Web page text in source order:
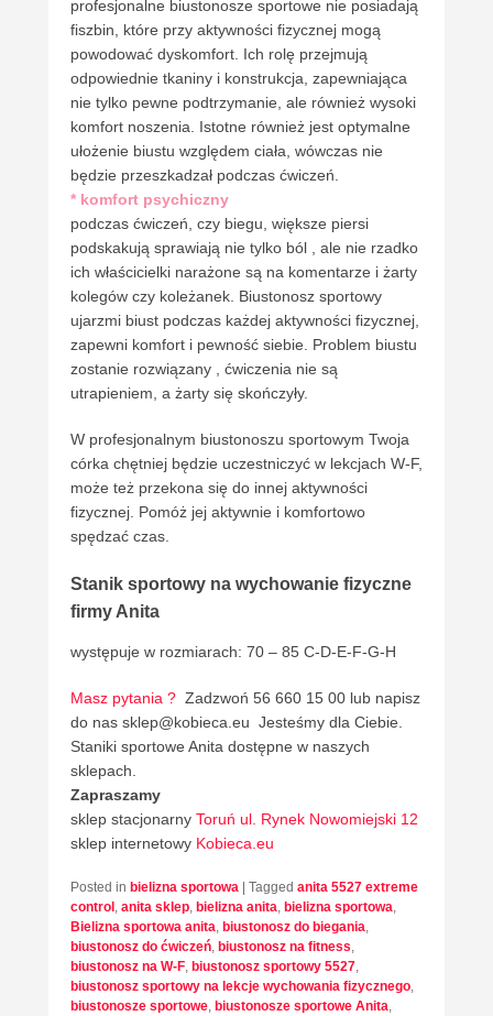
profesjonalne biustonosze sportowe nie posiadają
fiszbin, które przy aktywności fizycznej mogą
powodować dyskomfort. Ich rolę przejmują
odpowiednie tkaniny i konstrukcja, zapewniająca
nie tylko pewne podtrzymanie, ale również wysoki
komfort noszenia. Istotne również jest optymalne
ułożenie biustu względem ciała, wówczas nie
będzie przeszkadzał podczas ćwiczeń.
* komfort psychiczny
podczas ćwiczeń, czy biegu, większe piersi
podskakują sprawiają nie tylko ból , ale nie rzadko
ich właścicielki narażone są na komentarze i żarty
kolegów czy koleżanek. Biustonosz sportowy
ujarzmi biust podczas każdej aktywności fizycznej,
zapewni komfort i pewność siebie. Problem biustu
zostanie rozwiązany , ćwiczenia nie są
utrapieniem, a żarty się skończyły.
W profesjonalnym biustonoszu sportowym Twoja
córka chętniej będzie uczestniczyć w lekcjach W-F,
może też przekona się do innej aktywności
fizycznej. Pomóż jej aktywnie i komfortowo
spędzać czas.
Stanik sportowy na wychowanie fizyczne
firmy Anita
występuje w rozmiarach: 70 – 85 C-D-E-F-G-H
Masz pytania ? Zadzwoń 56 660 15 00 lub napisz
do nas sklep@kobieca.eu Jesteśmy dla Ciebie.
Staniki sportowe Anita dostępne w naszych
sklepach.
Zapraszamy
sklep stacjonarny Toruń ul. Rynek Nowomiejski 12
sklep internetowy Kobieca.eu
Posted in bielizna sportowa Tagged anita 5527 extreme
control , anita sklep, bielizna anita, bielizna sportowa,
Bielizna sportowa anita, biustonosz do biegania,
biustonosz do ćwiczeń, biustonosz na fitness,
biustonosz na W-F, biustonosz sportowy 5527,
biustonosz sportowy na lekcje wychowania fizycznego,
biustonosze sportowe, biustonosze sportowe Anita,